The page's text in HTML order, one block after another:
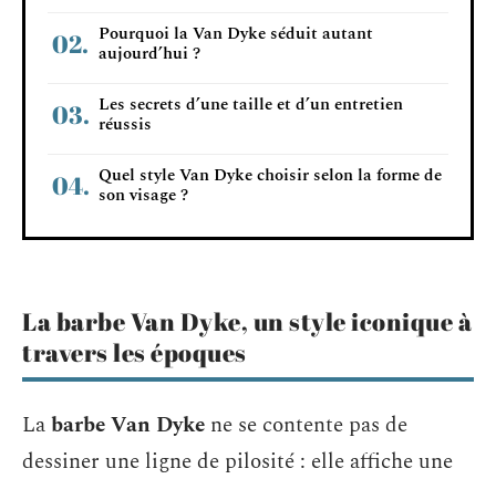
Pourquoi la Van Dyke séduit autant
aujourd’hui ?
Les secrets d’une taille et d’un entretien
réussis
Quel style Van Dyke choisir selon la forme de
son visage ?
La barbe Van Dyke, un style iconique à
travers les époques
Labarbe Van Dyke ne se contente pas de
dessiner une ligne de pilosité : elle affiche une